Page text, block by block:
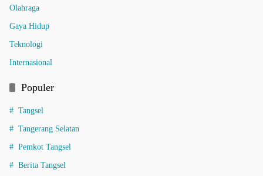
Olahraga
Gaya Hidup
Teknologi
Internasional
Populer
Tangsel
Tangerang Selatan
Pemkot Tangsel
Berita Tangsel